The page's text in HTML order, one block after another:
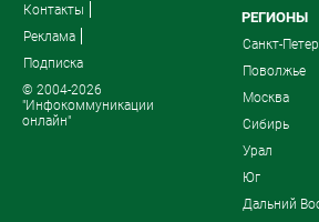
Контакты
Реклама
Подписка
© 2004-2026
"Инфокоммуникации
онлайн"
РЕГИОНЫ
Санкт-
Поволжье
Москва
Сибирь
Урал
Юг
Дальний